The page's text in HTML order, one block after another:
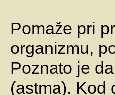
Pomaže pri
organizmu,
Poznato je da
(astma). Kod